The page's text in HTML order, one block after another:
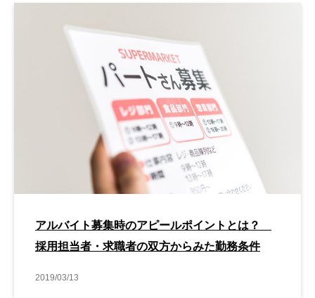
アルバイト募集時のアピールポイントとは？
採用担当者・求職者の双方からみた勤務条件
2019/03/13